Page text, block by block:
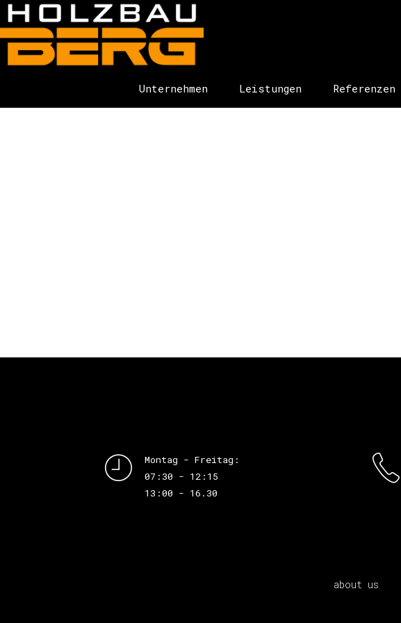
Unternehmen Leistungen Referenzen
Montag - Freitag:
07:30 - 12:15
13:00 - 16.30
about us